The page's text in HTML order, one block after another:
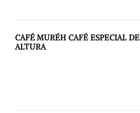
CAFÉ MURÉH CAFÉ ESPECIAL DE
ALTURA